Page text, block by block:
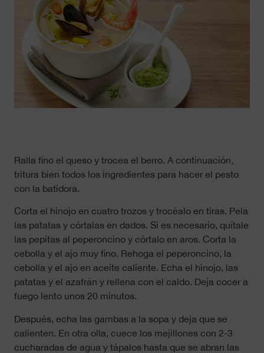
Ralla fino el queso y trocea el berro. A continuación,
tritura bien todos los ingredientes para hacer el pesto
con la batidora.
Corta el hinojo en cuatro trozos y trocéalo en tiras. Pela
las patatas y córtalas en dados. Si es necesario, quítale
las pepitas al peperoncino y córtalo en aros. Corta la
cebolla y el ajo muy fino. Rehoga el peperoncino, la
cebolla y el ajo en aceite caliente. Echa el hinojo, las
patatas y el azafrán y rellena con el caldo. Deja cocer a
fuego lento unos 20 minutos.
Después, echa las gambas a la sopa y deja que se
calienten. En otra olla, cuece los mejillones con 2-3
cucharadas de agua y tápalos hasta que se abran las